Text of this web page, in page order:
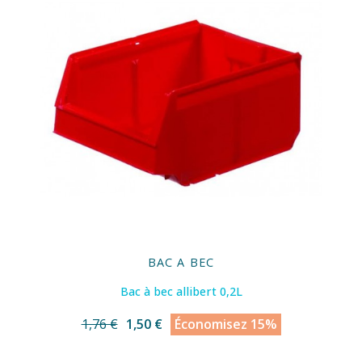
BAC A BEC
Bac à bec allibert 0,2L
1,76 € 1,50 € Économisez 15%